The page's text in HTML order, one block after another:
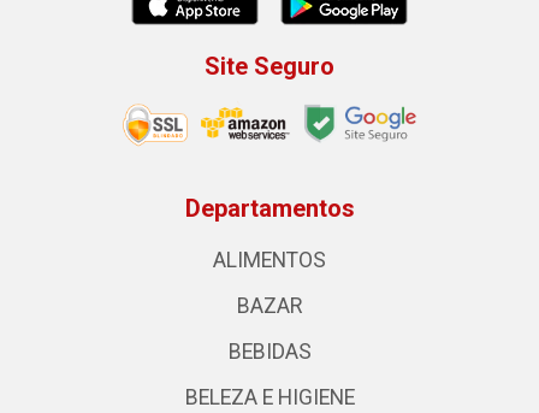
Site Seguro
Departamentos
ALIMENTOS
BAZAR
BEBIDAS
BELEZA E HIGIENE